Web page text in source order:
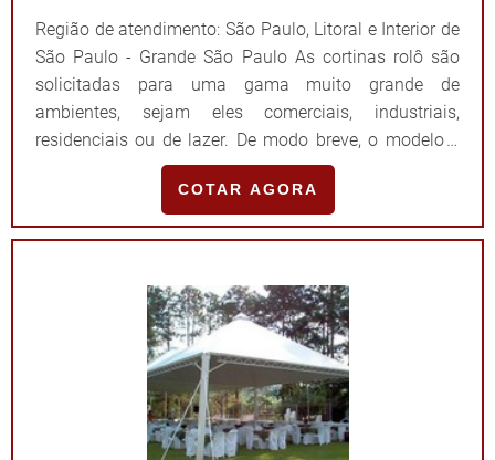
Região de atendimento: São Paulo, Litoral e Interior de
São Paulo - Grande São Paulo As cortinas rolô são
solicitadas para uma gama muito grande de
ambientes, sejam eles comerciais, industriais,
residenciais ou de lazer. De modo breve, o modelo é
capaz de aliar conforto, praticidade e estilo, fatores
que fazem toda a diferença para garantir um local
mais adequado para a permanência das pessoas. OS
proteção contra intempéries, bem como para realizar
com eficiência o controle da luminosidade natural do
ambiente. Também conhecidas como persianas de
rolô, o modelo se diferencia por apresentar um
mecanismo que permite a abertura de de baixo para
cima, com tecido que vai enrolando até o
COTAR AGORA